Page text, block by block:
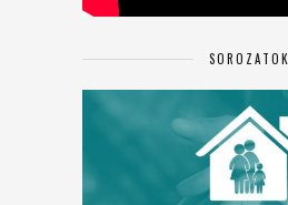
SOROZATOK